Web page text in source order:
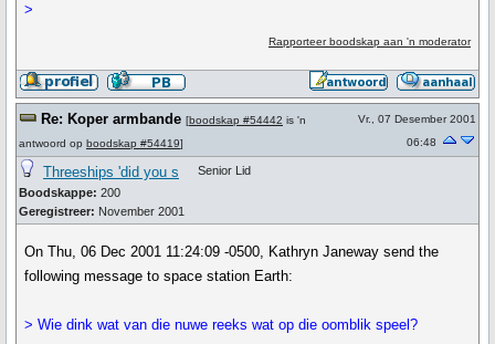
>
Rapporteer boodskap aan 'n moderator
Re: Koper armbande [boodskap #54442 is 'n
antwoord op boodskap #54419]
Vr., 07 Desember 2001
06:48
Threeships 'did you s
Boodskappe: 200
Geregistreer: November 2001
Senior Lid
On Thu, 06 Dec 2001 11:24:09 -0500, Kathryn Janeway send the
following message to space station Earth:
> Wie dink wat van die nuwe reeks wat op die oomblik speel?